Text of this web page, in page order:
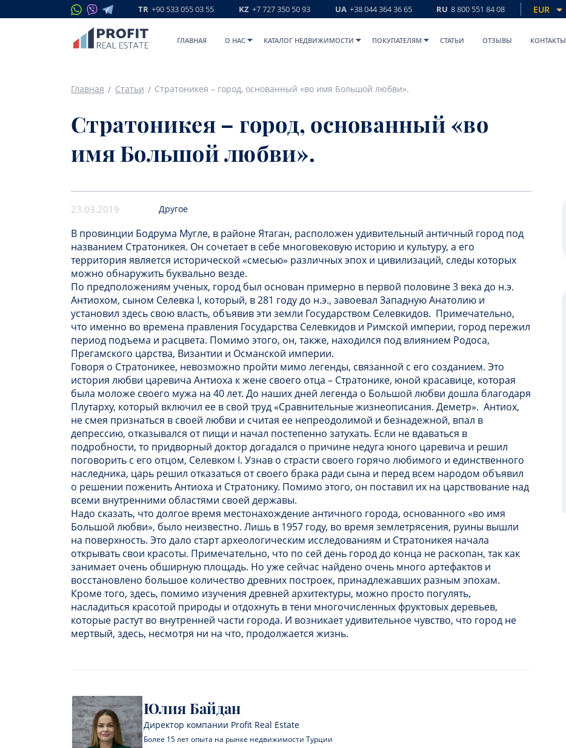
TR +90 533 055 03 55 KZ +7 727 350 50 93 UA +38 044 364 36 65 RU 8 800 551 84 08 EUR
ГЛАВНАЯ O НАС КАТАЛОГ НЕДВИЖИМОСТИ ПОКУПАТЕЛЯМ СТАТЬИ ОТЗЫВЫ КОНТАКТЫ
Главная Статьи Стратоникея – город, основанный «во имя Большой любви».
Стратоникея – город, основанный «во
имя Большой любви».
23.03.2019 Другое
В провинции Бодрума Мугле, в районе Ятаган, расположен удивительный античный город под
названием Стратоникея. Он сочетает в себе многовековую историю и культуру, а его
территория является исторической «смесью» различных эпох и цивилизаций, следы которых
можно обнаружить буквально везде.
По предположениям ученых, город был основан примерно в первой половине 3 века до н.э.
Антиохом, сыном Селевка I, который, в 281 году до н.э., завоевал Западную Анатолию и
установил здесь свою власть, объявив эти земли Государством Селевкидов. Примечательно,
что именно во времена правления Государства Селевкидов и Римской империи, город пережил
период подъема и расцвета. Помимо этого, он, также, находился под влиянием Родоса,
Прегамского царства, Византии и Османской империи.
Говоря о Стратоникее, невозможно пройти мимо легенды, связанной с его созданием. Это
история любви царевича Антиоха к жене своего отца – Стратонике, юной красавице, которая
была моложе своего мужа на 40 лет. До наших дней легенда о Большой любви дошла благодаря
Плутарху, который включил ее в свой труд «Сравнительные жизнеописания. Деметр». Антиох,
не смея признаться в своей любви и считая ее непреодолимой и безнадежной, впал в
депрессию, отказывался от пищи и начал постепенно затухать. Если не вдаваться в
подробности, то придворный доктор догадался о причине недуга юного царевича и решил
поговорить с его отцом, Селевком I. Узнав о страсти своего горячо любимого и единственного
наследника, царь решил отказаться от своего брака ради сына и перед всем народом объявил
о решении поженить Антиоха и Стратонику. Помимо этого, он поставил их на царствование над
всеми внутренними областями своей державы.
Надо сказать, что долгое время местонахождение античного города, основанного «во имя
Большой любви», было неизвестно. Лишь в 1957 году, во время землетрясения, руины вышли
на поверхность. Это дало старт археологическим исследованиям и Стратоникея начала
открывать свои красоты. Примечательно, что по сей день город до конца не раскопан, так как
занимает очень обширную площадь. Но уже сейчас найдено очень много артефактов и
восстановлено большое количество древних построек, принадлежавших разным эпохам.
Кроме того, здесь, помимо изучения древней архитектуры, можно просто погулять,
насладиться красотой природы и отдохнуть в тени многочисленных фруктовых деревьев,
которые растут во внутренней части города. И возникает удивительное чувство, что город не
мертвый, здесь, несмотря ни на что, продолжается жизнь.
Юлия Байдан
Директор компании Profit Real Estate
Более 15 лет опыта на рынке недвижимости Турции